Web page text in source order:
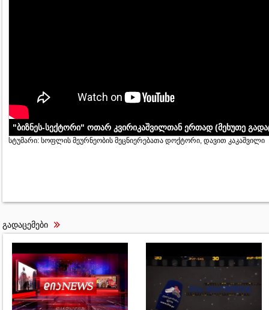
"ბიზნეს-სექტორი" ოთარ კვირიკაშვილთან ერთად (მეხუთე
სტუმარი: სოფლის მეურნეობის მეცნიერებათა დოქტორი, დავით კაკაშვილი
გადაცემები